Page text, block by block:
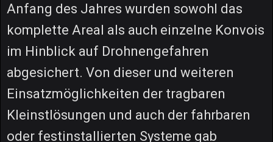
Anfang des Jahres wurden sowohl das
komplette Areal als auch einzelne Konvois
im Hinblick auf Drohnengefahren
abgesichert. Von dieser und weiteren
Einsatzmöglichkeiten der tragbaren
Kleinstlösungen und auch der fahrbaren
oder festinstallierten Systeme gab